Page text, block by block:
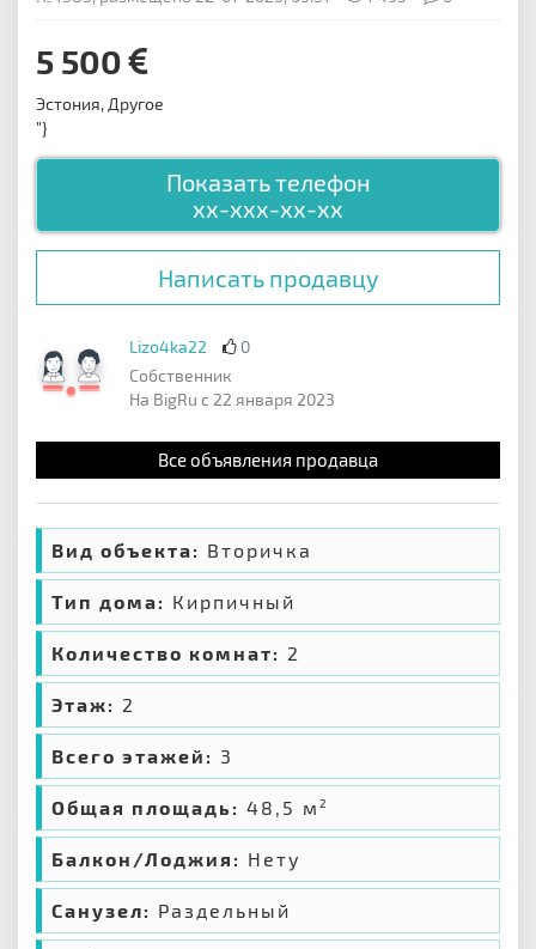
5 500
Эстония, Другое
"}
Показать телефон
xx-xxx-xx-xx
Написать продавцу
Lizo4ka22
0
Собственник
На BigRu с 22 января 2023
Все объявления продавца
Вид объекта: Вторичка
Тип дома: Кирпичный
Количество комнат: 2
Этаж: 2
Всего этажей: 3
Общая площадь: 48,5 м 2
Балкон/Лоджия: Нету
Санузел: Раздельный